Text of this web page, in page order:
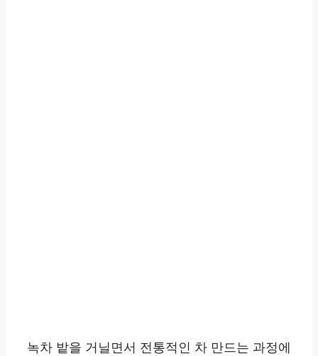
녹차 밭을 거닐면서 전통적인 차 만드는 과정에